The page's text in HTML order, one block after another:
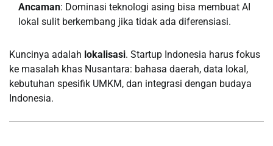
Ancaman: Dominasi teknologi asing bisa membuat AI
lokal sulit berkembang jika tidak ada diferensiasi.
Kuncinya adalah lokalisasi. Startup Indonesia harus fokus
ke masalah khas Nusantara: bahasa daerah, data lokal,
kebutuhan spesifik UMKM, dan integrasi dengan budaya
Indonesia.